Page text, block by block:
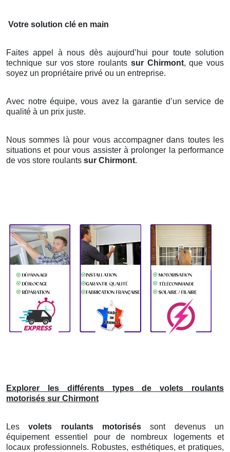
Votre solution clé en main
Faites appel à nous dès aujourd’hui pour toute solution
technique sur vos store roulants sur Chirmont, que vous
soyez un propriétaire privé ou un entreprise.
Avec notre équipe, vous avez la garantie d’un service de
qualité à un prix juste.
Nous sommes là pour vous accompagner dans toutes les
situations et pour vous assister à prolonger la performance
de vos store roulants sur Chirmont.
Explorer les différents types de volets roulants
motorisés sur Chirmont
Lesvolets roulants motorisés sont devenus un
équipement essentiel pour de nombreux logements et
locaux professionnels. Robustes, esthétiques, et pratiques,